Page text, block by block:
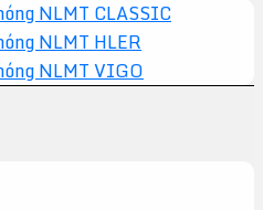
NLMT CLASSIC
NLMT HLER
NLMT VIGO